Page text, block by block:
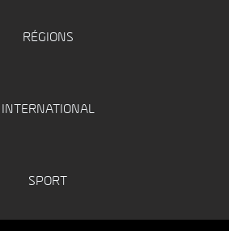
RÉGIONS
INTERNATIONAL
SPORT